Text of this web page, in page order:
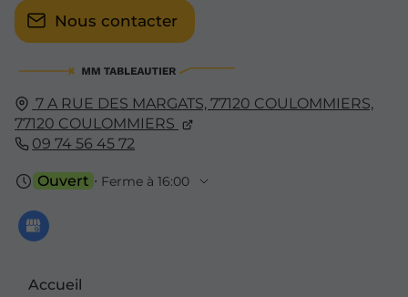
7 A RUE DES MARGATS, 77120 COULOMMIERS,
77120 COULOMMIERS
09 74 56 45 72
Ouvert ⋅ Ferme à 16:00
Accueil
Nous contacter